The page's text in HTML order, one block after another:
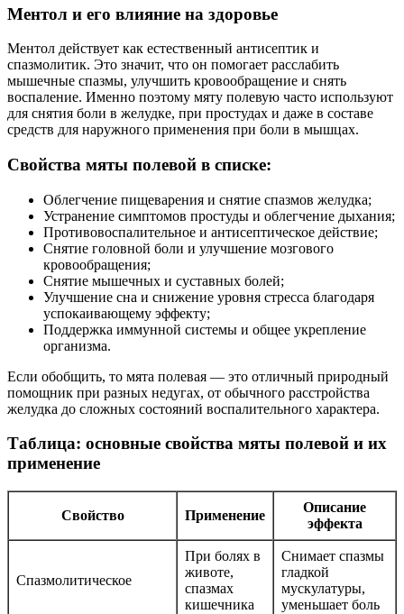
Ментол и его влияние на здоровье
Ментол действует как естественный антисептик и
спазмолитик. Это значит, что он помогает расслабить
мышечные спазмы, улучшить кровообращение и снять
воспаление. Именно поэтому мяту полевую часто используют
для снятия боли в желудке, при простудах и даже в составе
средств для наружного применения при боли в мышцах.
Свойства мяты полевой в списке:
Облегчение пищеварения и снятие спазмов желудка;
Устранение симптомов простуды и облегчение дыхания;
Противовоспалительное и антисептическое действие;
Снятие головной боли и улучшение мозгового
кровообращения;
Снятие мышечных и суставных болей;
Улучшение сна и снижение уровня стресса благодаря
успокаивающему эффекту;
Поддержка иммунной системы и общее укрепление
организма.
Если обобщить, то мята полевая — это отличный природный
помощник при разных недугах, от обычного расстройства
желудка до сложных состояний воспалительного характера.
Таблица: основные свойства мяты полевой и их
применение
Свойство Применение
Описание
эффекта
Спазмолитическое
При болях в
животе,
спазмах
кишечника
Снимает спазмы
гладкой
мускулатуры,
уменьшает боль